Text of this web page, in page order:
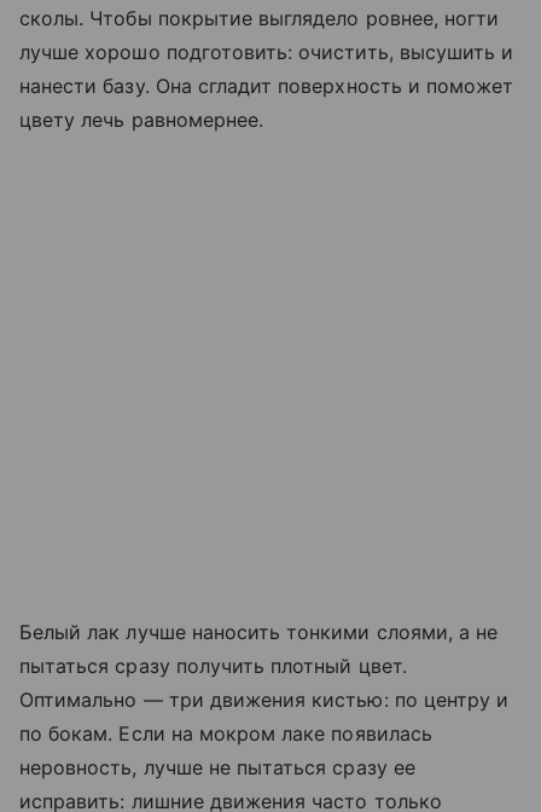
сколы. Чтобы покрытие выглядело ровнее, ногти
лучше хорошо подготовить: очистить, высушить и
нанести базу. Она сгладит поверхность и поможет
цвету лечь равномернее.
Белый лак лучше наносить тонкими слоями, а не
пытаться сразу получить плотный цвет.
Оптимально — три движения кистью: по центру и
по бокам. Если на мокром лаке появилась
неровность, лучше не пытаться сразу ее
исправить: лишние движения часто только